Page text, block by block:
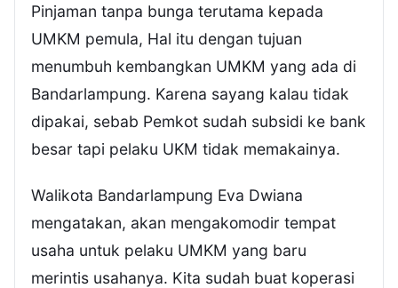
Pinjaman tanpa bunga terutama kepada
UMKM pemula, Hal itu dengan tujuan
menumbuh kembangkan UMKM yang ada di
Bandarlampung. Karena sayang kalau tidak
dipakai, sebab Pemkot sudah subsidi ke bank
besar tapi pelaku UKM tidak memakainya.
Walikota Bandarlampung Eva Dwiana
mengatakan, akan mengakomodir tempat
usaha untuk pelaku UMKM yang baru
merintis usahanya. Kita sudah buat koperasi